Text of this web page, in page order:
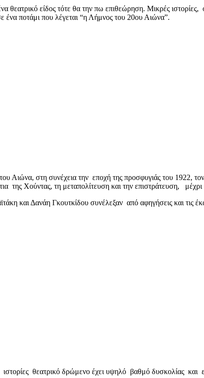
είδος τότε θα την πω επιθεώρηση. Μικρές ιστορίες,
ένα ποτάμι που λέγεται “η Λήμνος του 20ου Αιώνα”.
στη συνέχεια την εποχή της προσφυγιάς του 1922, τον
της Χούντας, τη μεταπολίτευση και την επιστράτευση,
και Δανάη Γκουτκίδου συνέλεξαν από αφηγήσεις και τις
ιστορίες θεατρικό δρώμενο έχει υψηλό βαθμό δυσκολίας